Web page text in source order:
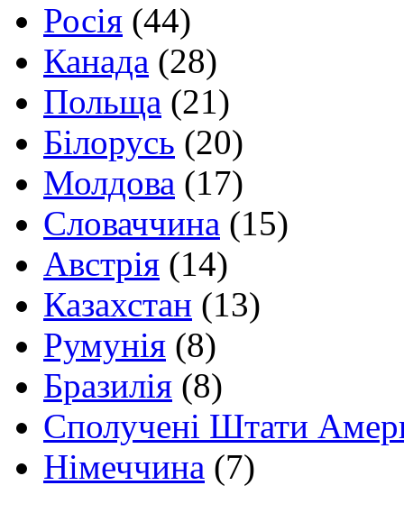
Росія (44)
Канада (28)
Польща (21)
Білорусь (20)
Молдова (17)
Словаччина (15)
Австрія (14)
Казахстан (13)
Румунія (8)
Бразилія (8)
Сполучені Штати
Німеччина (7)